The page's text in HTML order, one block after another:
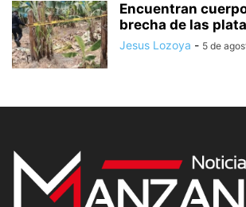
Encuentran
brecha de las
Jesus Lozoya - 5 de